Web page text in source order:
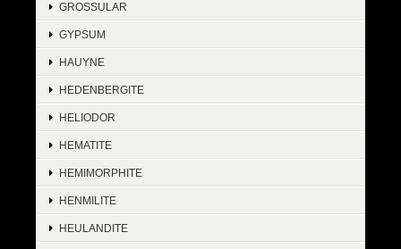
GROSSULAR
GYPSUM
HAUYNE
HEDENBERGITE
HELIODOR
HEMATITE
HEMIMORPHITE
HENMILITE
HEULANDITE